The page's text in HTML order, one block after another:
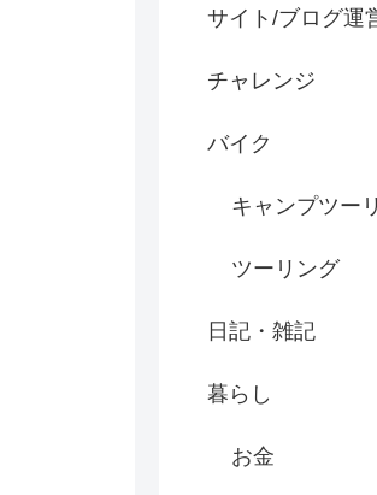
サイト/ブログ運
チャレンジ
バイク
キャンプツー
ツーリング
日記・雑記
暮らし
お金